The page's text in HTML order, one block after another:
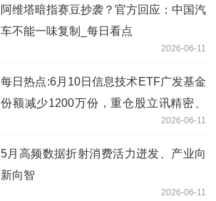
阿维塔暗指赛豆抄袭？官方回应：中国汽
车不能一味复制_每日看点
2026-06-11
每日热点:6月10日信息技术ETF广发基金
份额减少1200万份，重仓股立讯精密、
2026-06-11
5月高频数据折射消费活力迸发、产业向
新向智
2026-06-11